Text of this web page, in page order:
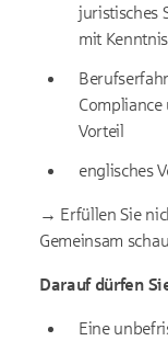
juristisches
mit
Vorteil
englisches
→ Erfüllen Sie
Gemeinsam
Darauf dürfen
Eine